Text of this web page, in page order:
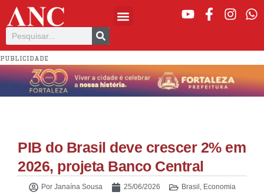
PUBLICIDADE
PIB do Brasil deve crescer 2% em
2026, projeta Banco Central
PorJanaína Sousa 25/06/2026 Brasil , Economia